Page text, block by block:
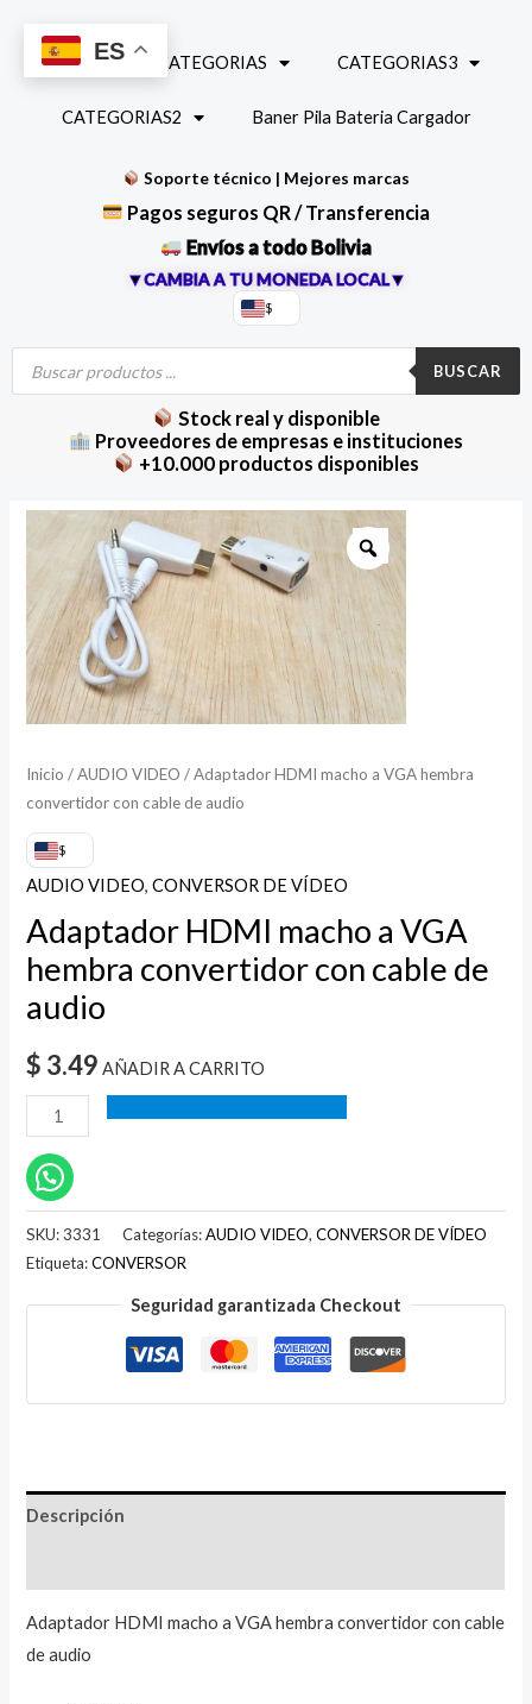
contenido
INICIO CATEGORIAS CATEGORIAS3
CATEGORIAS2 Baner Pila Bateria Cargador
Soporte técnico | Mejores marcas
Pagos seguros QR / Transferencia
Envíos a todo Bolivia
▼CAMBIA A TU MONEDA LOCAL▼
$
Búsqueda
productos
BUSCAR
Stock real y disponible
Proveedores de empresas e instituciones
+10.000 productos disponibles
Inicio /AUDIO VIDEO / Adaptador HDMI macho a VGA hembra
convertidor con cable de audio
$
AUDIO VIDEO,CONVERSOR DE VÍDEO
Adaptador HDMI macho a VGA
hembra convertidor con cable de
audio
$ 3.49 AÑADIR A CARRITO
Adaptador
macho
a
VGA
hembra
convertidor
cable
de
audio
cantidad
SKU:3331 Categorías:AUDIO VIDEO,CONVERSOR DE VÍDEO
Etiqueta:CONVERSOR
Seguridad garantizada Checkout
Descripción
Adaptador HDMI macho a VGA hembra convertidor con cable
de audio
ES